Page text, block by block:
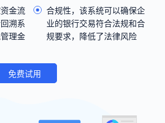
金流
溯系
理金
合规性，该系统可以确保企
业的银行交易符合法规和合
规要求，降低了法律风险
免费试用